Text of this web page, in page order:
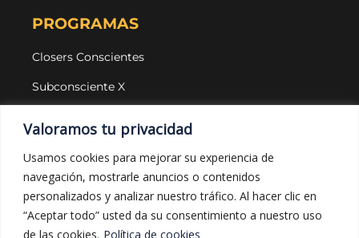
Valoramos tu privacidad
Usamos cookies para mejorar su experiencia de
navegación, mostrarle anuncios o contenidos
personalizados y analizar nuestro tráfico. Al hacer clic en
“Aceptar todo” usted da su consentimiento a nuestro uso
de las cookies. Política de cookies
PROGRAMAS
Closers Conscientes
Subconsciente X
LEGAL Y PROTECCIÓN
Aviso legal
Política de privacidad